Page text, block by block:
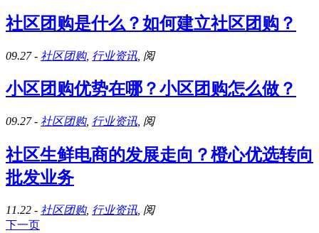
社区团购是什么？如何建立社区团购？
09.27- 社区团购, 行业资讯 , 阅
小区团购优势在哪？小区团购怎么做？
09.27- 社区团购, 行业资讯 , 阅
社区生鲜电商的发展走向？橙心优选转向
批发业务
11.22 - 社区团购, 行业资讯 , 阅
下一页